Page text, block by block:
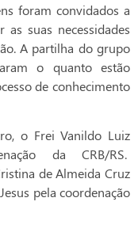
foram convidados a
suas necessidades
A partilha do grupo
o quanto estão
de conhecimento
o Frei Vanildo Luiz
da CRB/RS.
de Almeida Cruz
pela coordenação